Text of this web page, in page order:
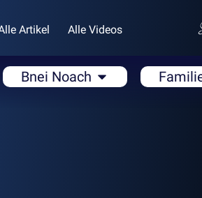
Artikel Alle Videos
Bnei Noach